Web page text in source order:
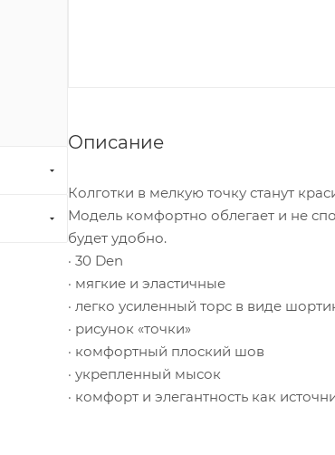
Описание
Колготки в мелкую точку станут
Модель комфортно облегает и не
будет удобно.
· 30 Den
· мягкие и эластичные
· легко усиленный торс в виде
· рисунок «точки»
· комфортный плоский шов
· укрепленный мысок
· комфорт и элегантность как